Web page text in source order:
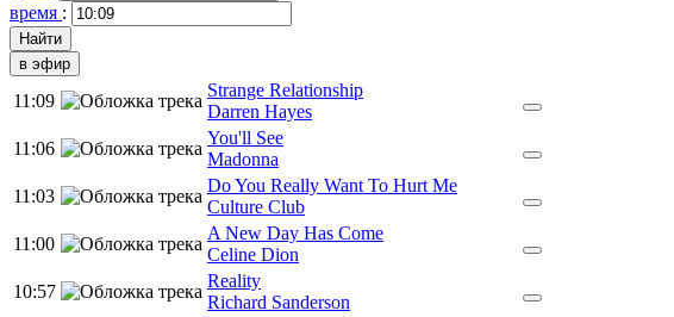
время :
в эфир
11:09
Strange Relationship
Darren Hayes
11:06
You'll See
Madonna
11:03
Do You Really Want To Hurt Me
Culture Club
11:00
A New Day Has Come
Celine Dion
10:57
Reality
Richard Sanderson